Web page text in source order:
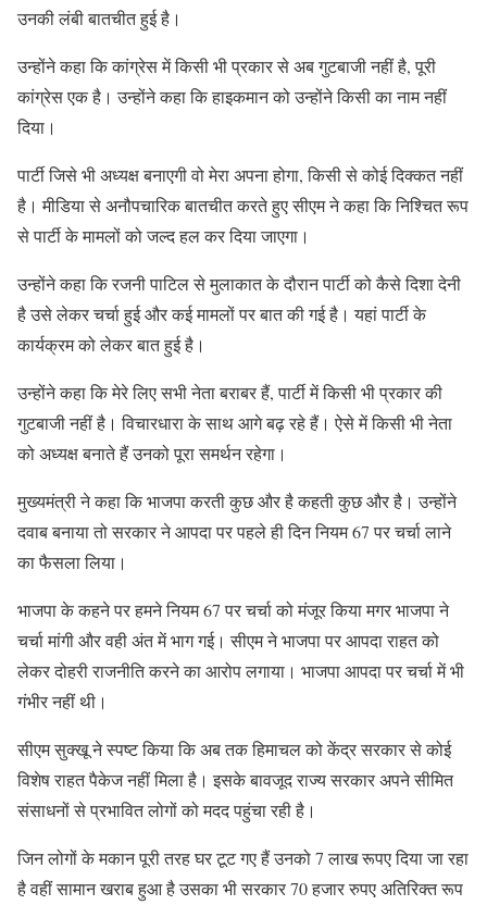
उनकी लंबी बातचीत हुई है।
उन्होंने कहा कि कांग्रेस में किसी भी प्रकार से अब गुटबाजी नहीं है, पूरी
कांग्रेस एक है। उन्होंने कहा कि हाइकमान को उन्होंने किसी का नाम नहीं
दिया।
पार्टी जिसे भी अध्यक्ष बनाएगी वो मेरा अपना होगा, किसी से कोई दिक्कत नहीं
है। मीडिया से अनौपचारिक बातचीत करते हुए सीएम ने कहा कि निश्चित रूप
से पार्टी के मामलों को जल्द हल कर दिया जाएगा।
उन्होंने कहा कि रजनी पाटिल से मुलाकात के दौरान पार्टी को कैसे दिशा देनी
है उसे लेकर चर्चा हुई और कई मामलों पर बात की गई है। यहां पार्टी के
कार्यक्रम को लेकर बात हुई है।
उन्होंने कहा कि मेरे लिए सभी नेता बराबर हैं, पार्टी में किसी भी प्रकार की
गुटबाजी नहीं है। विचारधारा के साथ आगे बढ़ रहे हैं। ऐसे में किसी भी नेता
को अध्यक्ष बनाते हैं उनको पूरा समर्थन रहेगा।
मुख्यमंत्री ने कहा कि भाजपा करती कुछ और है कहती कुछ और है। उन्होंने
दवाब बनाया तो सरकार ने आपदा पर पहले ही दिन नियम 67 पर चर्चा लाने
का फैसला लिया।
भाजपा के कहने पर हमने नियम 67 पर चर्चा को मंजूर किया मगर भाजपा ने
चर्चा मांगी और वही अंत में भाग गई। सीएम ने भाजपा पर आपदा राहत को
लेकर दोहरी राजनीति करने का आरोप लगाया। भाजपा आपदा पर चर्चा में भी
गंभीर नहीं थी।
सीएम सुक्खू ने स्पष्ट किया कि अब तक हिमाचल को केंद्र सरकार से कोई
विशेष राहत पैकेज नहीं मिला है। इसके बावजूद राज्य सरकार अपने सीमित
संसाधनों से प्रभावित लोगों को मदद पहुंचा रही है।
जिन लोगों के मकान पूरी तरह घर टूट गए हैं उनको 7 लाख रूपए दिया जा रहा
है वहीं सामान खराब हुआ है उसका भी सरकार 70 हजार रुपए अतिरिक्त रूप